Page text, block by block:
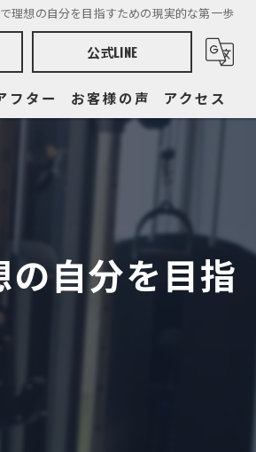
理想の自分を目指すための現実的な第一歩
公式LINE
フター お客様の声
ボディメイク
脚瘦せ
アクセス
トレーニングジム POLITE桜町店
自分を目指